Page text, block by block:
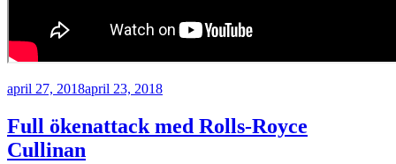
Publicerat
april 27, 2018april 23, 2018
Full ökenattack med Rolls-Royce
Cullinan